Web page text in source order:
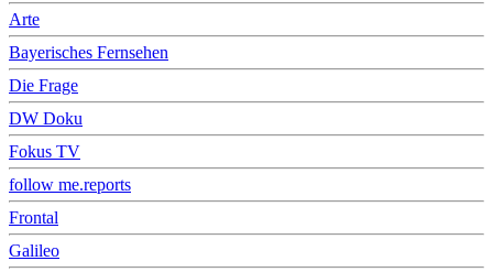
Arte
Bayerisches Fernsehen
Die Frage
DW Doku
Fokus TV
follow me.reports
Frontal
Galileo